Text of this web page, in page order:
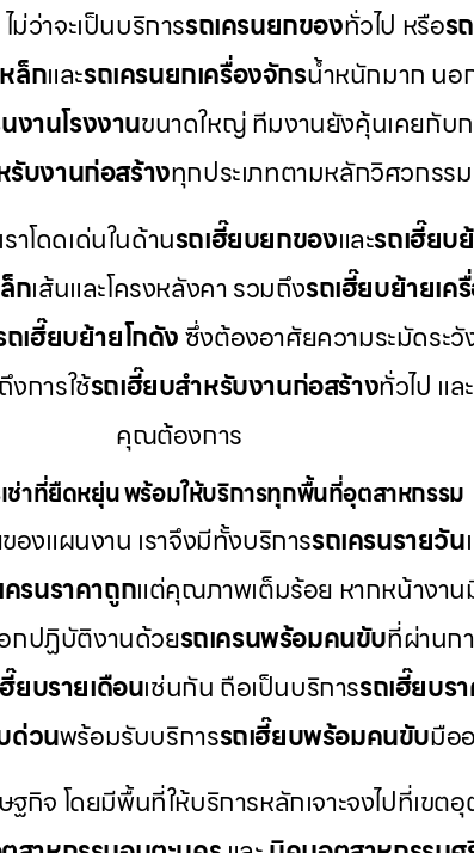
ว่าจะเป็นบริการรถเครนยกของทั่วไป หรือร
ล็กและรถเครนยกเครื่องจักรน้ำหนักมาก นอ
งานโรงงานขนาดใหญ่ ทีมงานยังคุ้นเคยกับก
รับงานก่อสร้างทุกประเภทตามหลักวิศวกรรม
โดดเด่นในด้านรถเฮี๊ยบยกของและรถเฮี๊ยบ
กเส้นและโครงหลังคา รวมถึงรถเฮี๊ยบย้ายเค
ถเฮี๊ยบย้ายโกดังซึ่งต้องอาศัยความระมัดระ
การใช้รถเฮี๊ยบสำหรับงานก่อสร้างทั่วไป แล
คุณต้องการ
ช่าที่ยืดหยุ่น พร้อมให้บริการทุกพื้นที่อุตสาหกรรม
องแผนงาน เราจึงมีทั้งบริการรถเครนรายวัน
ครนราคาถูกแต่คุณภาพเต็มร้อย หากหน้างา
อกปฏิบัติงานด้วยรถเครนพร้อมคนขับที่ผ่านก
ยบรายเดือนเช่นกัน ถือเป็นบริการรถเฮี๊ยบร
ด่วนพร้อมรับบริการรถเฮี๊ยบพร้อมคนขับมือ
กิจ โดยมีพื้นที่ให้บริการหลักเจาะจงไปที่เขต